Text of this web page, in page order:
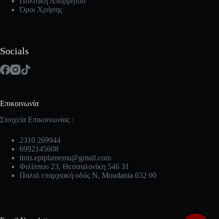
Όροι Χρήσης
Socials
Επικοινωνία
Στοιχεία Επικοινωνίας :
2310 269944
6992145608
tinis.epiplamema@gmail.com
Φιλίππου 23, Θεσσαλονίκη 546 31
Παλιά επαρχιακή οδός Ν, Moudania 632 00